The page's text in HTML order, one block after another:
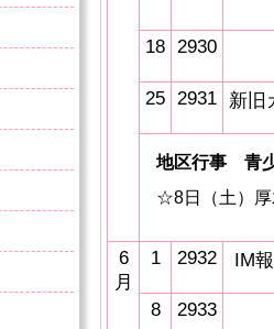
18 2930
25 2931 新旧
地区行事 青
☆8日（土）厚
6
月
1 2932 IM
8 2933